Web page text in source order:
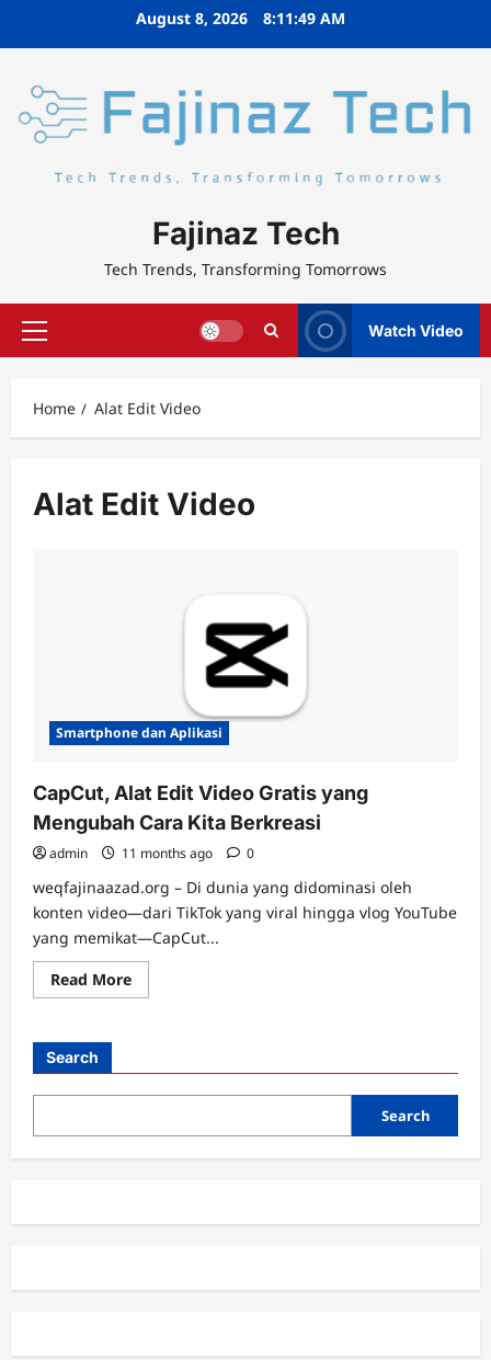
August 8, 2026 8:11:49 AM
Fajinaz Tech
Tech Trends, Transforming Tomorrows
Primary
Watch Video
Home Alat Edit Video
Alat Edit Video
Smartphone dan Aplikasi
CapCut, Alat Edit Video Gratis yang
Mengubah Cara Kita Berkreasi
admin 11 months ago 0
weqfajinaazad.org – Di dunia yang didominasi oleh
konten video—dari TikTok yang viral hingga vlog YouTube
yang memikat—CapCut...
Read MoreRead
more
Video
yang
Cara
Berkreasi
Search
Search